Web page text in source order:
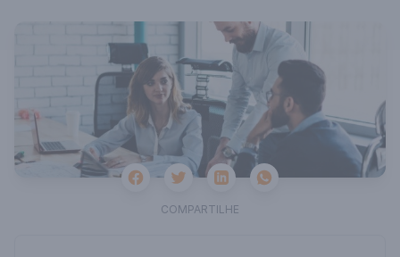
FacebookTwitterLinkedinWhatsapp
COMPARTILHE